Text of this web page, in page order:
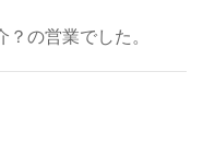
の営業でした。